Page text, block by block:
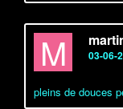
M 03-06-
pleins de douces